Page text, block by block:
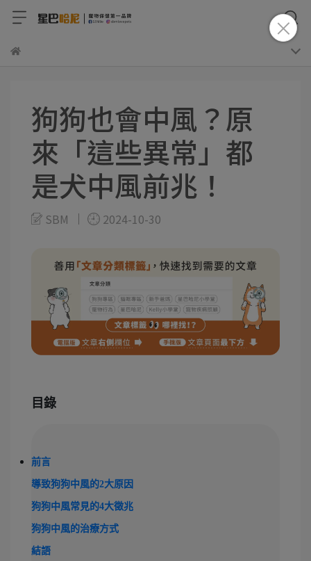
狗狗也會中風？原
來「這些異常」都
是犬中風前兆！
SBM 2024-10-30
目錄
前言
導致狗狗中風的2大原因
狗狗中風常見的4大徵兆
狗狗中風的治療方式
結語